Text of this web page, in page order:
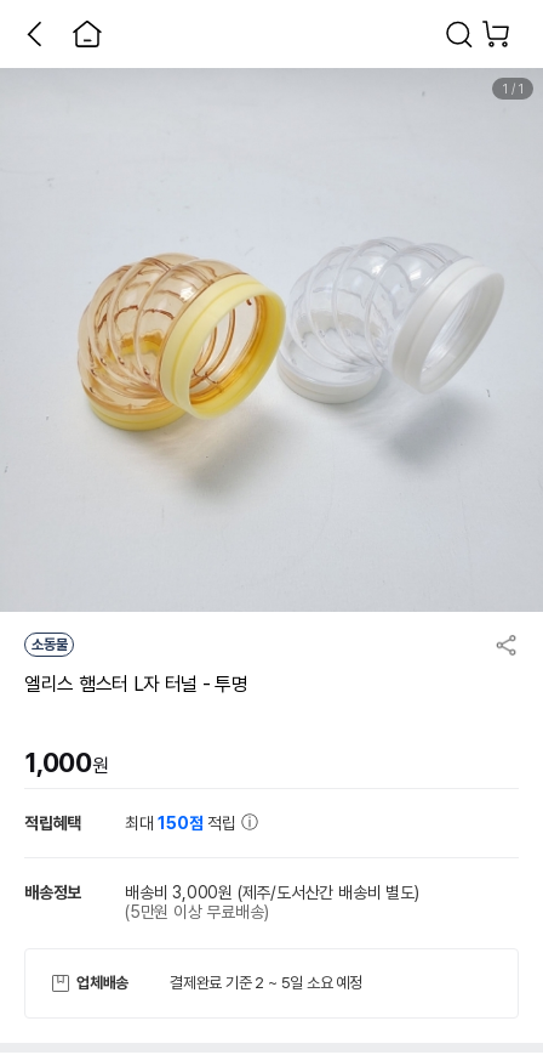
1 / 1
소동물
엘리스 햄스터 L자 터널 - 투명
1,000원
적립혜택 최대150점 적립
배송정보 배송비 3,000원 (제주/도서산간 배송비 별도)
(5만원 이상 무료배송)
업체배송 결제완료 기준 2 ~ 5일 소요 예정